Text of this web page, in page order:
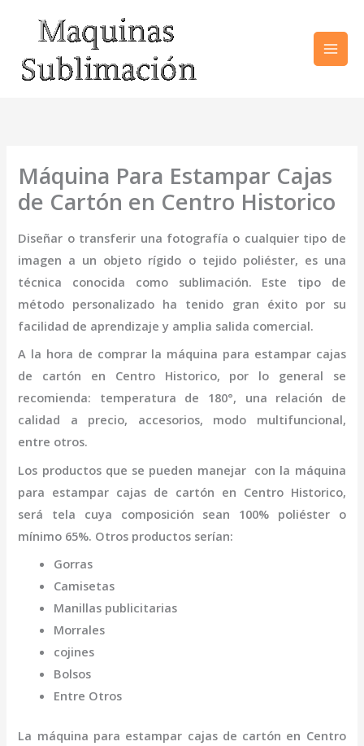
contenido
Máquina Para Estampar Cajas
de Cartón en Centro Historico
Diseñar o transferir una fotografía o cualquier tipo de
imagen a un objeto rígido o tejido poliéster, es una
técnica conocida como sublimación. Este tipo de
método personalizado ha tenido gran éxito por su
facilidad de aprendizaje y amplia salida comercial.
A la hora de comprar la máquina para estampar cajas
de cartón en Centro Historico, por lo general se
recomienda: temperatura de 180°, una relación de
calidad a precio, accesorios, modo multifuncional,
entre otros.
Los productos que se pueden manejar con la máquina
para estampar cajas de cartón en Centro Historico,
será tela cuya composición sean 100% poliéster o
mínimo 65%. Otros productos serían:
Gorras
Camisetas
Manillas publicitarias
Morrales
cojines
Bolsos
Entre Otros
La máquina para estampar cajas de cartón en Centro